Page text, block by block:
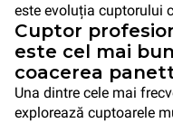
este evoluția cuptorului
Cuptor
este cel mai
coacerea
Una dintre cele mai
explorează cuptoarele